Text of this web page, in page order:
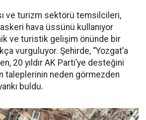
ve turizm sektörü temsilcileri,
askeri hava üssünü kullanıyor
ve turistik gelişim önünde bir
vurguluyor. Şehirde, “Yozgat’a
20 yıldır AK Parti’ye desteğini
taleplerinin neden görmezden
buldu.